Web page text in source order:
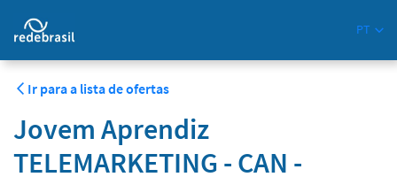
PT
Ir para a lista de ofertas
Jovem Aprendiz
TELEMARKETING - CAN -